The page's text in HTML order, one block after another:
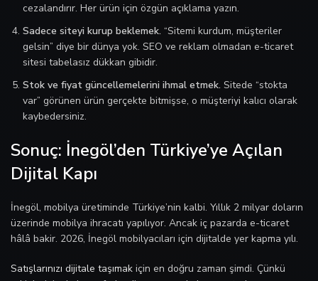
cezalandırır. Her ürün için özgün açıklama yazın.
Sadece siteyi kurup beklemek. “Sitemi kurdum, müşteriler
gelsin” diye bir dünya yok. SEO ve reklam olmadan e-ticaret
sitesi tabelasız dükkan gibidir.
Stok ve fiyat güncellemelerini ihmal etmek. Sitede “stokta
var” görünen ürün gerçekte bitmişse, o müşteriyi kalıcı olarak
kaybedersiniz.
Sonuç: İnegöl’den Türkiye’ye Açılan
Dijital Kapı
İnegöl, mobilya üretiminde Türkiye’nin kalbi. Yıllık 2 milyar doların
üzerinde mobilya ihracatı yapılıyor. Ancak iç pazarda e-ticaret
hâlâ bakir. 2026, İnegöl mobilyacıları için dijitalde yer kapma yılı.
Satışlarınızı dijitale taşımak için en doğru zaman şimdi. Çünkü